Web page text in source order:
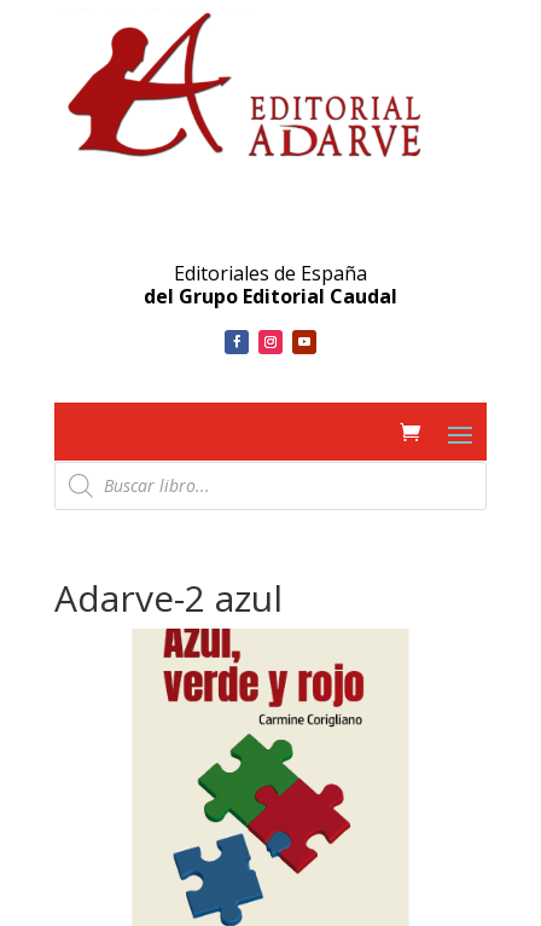
Editoriales de España
del Grupo Editorial Caudal
Búsqueda
de
productos
Adarve-2 azul